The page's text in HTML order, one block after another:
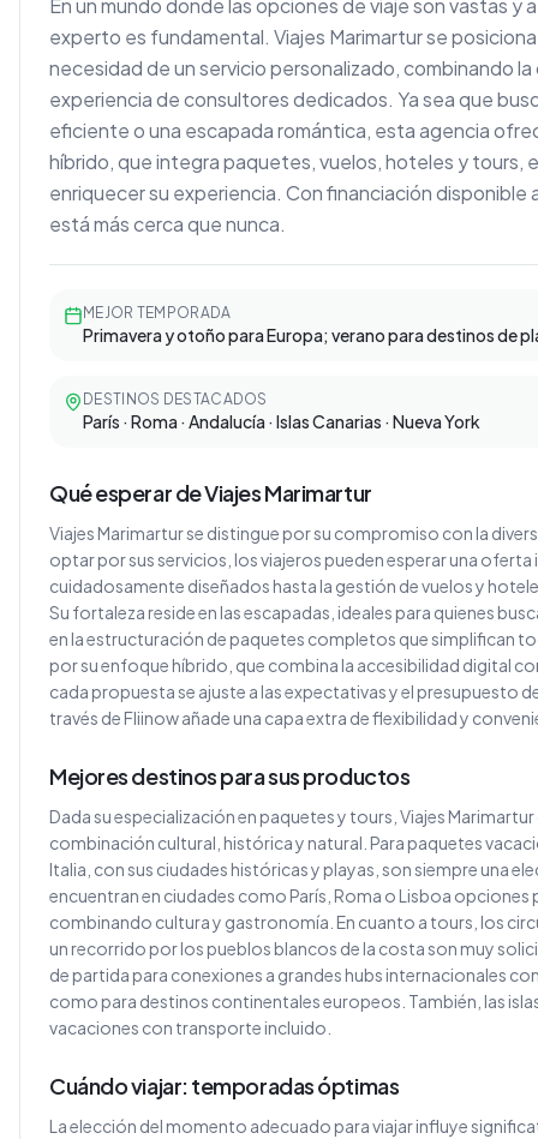
En un mundo donde las opciones de viaje son vastas y
experto es fundamental. Viajes Marimartur se
necesidad de un servicio personalizado, combinando
experiencia de consultores dedicados. Ya sea que
eficiente o una escapada romántica, esta agencia
híbrido, que integra paquetes, vuelos, hoteles y tours,
enriquecer su experiencia. Con financiación disponible
está más cerca que nunca.
MEJOR TEMPORADA
Primavera y otoño para Europa; verano para destinos de
DESTINOS DESTACADOS
París · Roma · Andalucía · Islas Canarias · Nueva York
Qué esperar de Viajes Marimartur
Viajes Marimartur se distingue por su compromiso con la
optar por sus servicios, los viajeros pueden esperar una
cuidadosamente diseñados hasta la gestión de vuelos y
Su fortaleza reside en las escapadas, ideales para quienes
en la estructuración de paquetes completos que simplifican
por su enfoque híbrido, que combina la accesibilidad digital
cada propuesta se ajuste a las expectativas y el presupuesto
través de Fliinow añade una capa extra de flexibilidad y
Mejores destinos para sus productos
Dada su especialización en paquetes y tours, Viajes
combinación cultural, histórica y natural. Para paquetes
Italia, con sus ciudades históricas y playas, son siempre una
encuentran en ciudades como París, Roma o Lisboa
combinando cultura y gastronomía. En cuanto a tours, los
un recorrido por los pueblos blancos de la costa son muy
de partida para conexiones a grandes hubs internacionales
como para destinos continentales europeos. También, las
vacaciones con transporte incluido.
Cuándo viajar: temporadas óptimas
La elección del momento adecuado para viajar influye